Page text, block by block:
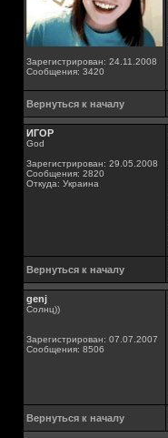
Зарегистрирован: 24.11.2008
Сообщения: 3420
Вернуться к началу
ИГОР
God
Зарегистрирован: 29.05.2008
Сообщения: 2820
Откуда: Украина
Вернуться к началу
genj
Солнц))
Зарегистрирован: 07.07.2007
Сообщения: 8506
Вернуться к началу